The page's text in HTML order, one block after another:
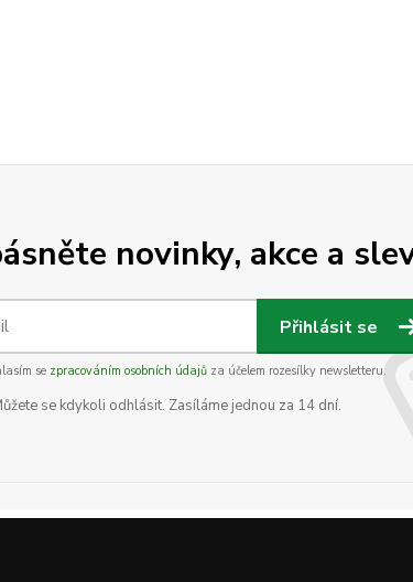
novinky, akce a
Přihlásit se
se zpracováním osobních údajůza účelem rozesílky newsletteru.
se kdykoli odhlásit. Zasíláme jednou za 14 dní.